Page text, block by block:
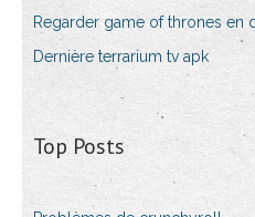
Regarder game of thrones en
Dernière terrarium tv apk
Top Posts